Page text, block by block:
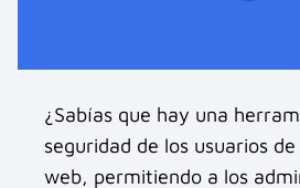
¿Sabías que hay una
seguridad de los usuarios
web, permitiendo a los